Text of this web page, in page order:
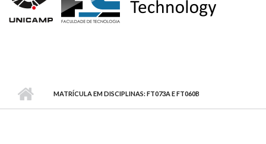
MATRÍCULA EM DISCIPLINAS: FT073A E FT060B